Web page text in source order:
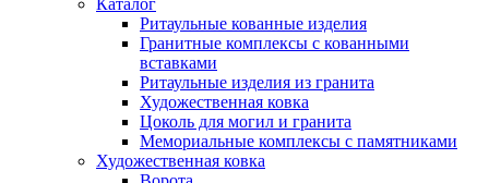
Каталог
Ритаульные кованные изделия
Гранитные комплексы с кованными
вставками
Ритаульные изделия из гранита
Художественная ковка
Цоколь для могил и гранита
Мемориальные комплексы с памятниками
Художественная ковка